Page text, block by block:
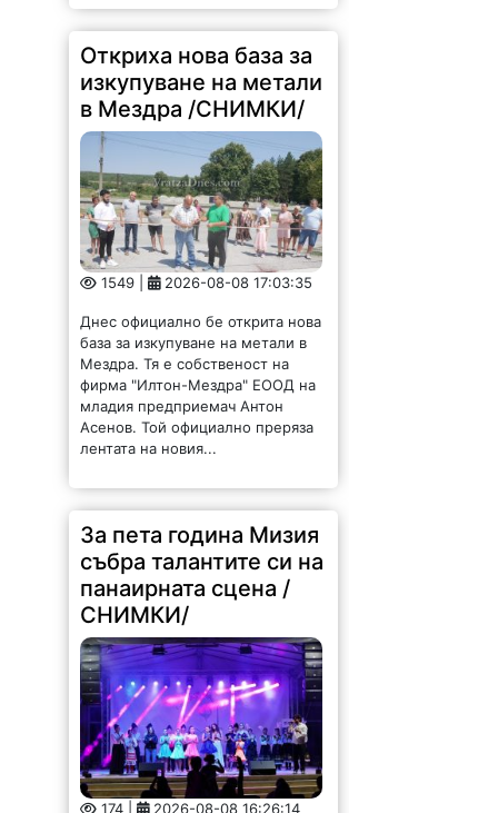
Откриха нова база за
изкупуване на метали
в Мездра /СНИМКИ/
1549 | 2026-08-08 17:03:35
база за изкупуване на метали в
Мездра. Тя е собственост на
фирма "Илтон-Мездра" ЕООД на
младия предприемач Антон
Асенов. Той официално преряза
лентата на новия...
За пета година Мизия
събра талантите си на
панаирната сцена /
СНИМКИ/
174 | 2026-08-08 16:26:14